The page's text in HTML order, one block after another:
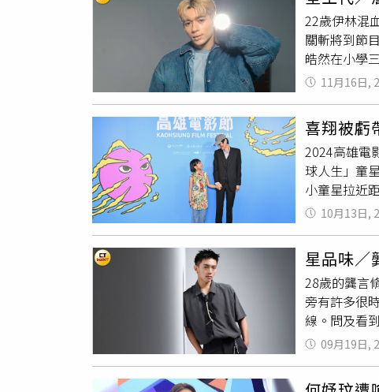
起居，做一
太多。你們
屬虎的夥伴
穫。主導的
力正是財富
相龍七月
客戶，攜帶
均力敵」的
22歲伊林混
關斬將到節
皓然在小學
伊林娛樂。
費，但他
約定好大
選秀，媽媽
穩定，為什
多大大小小
痛苦，還一
十一點回公
不知道你
苦練舞蹈，
額，每天公
他開心表示
舞台都有上
怕我在節目
會為了幫他
翻譯跟宣傳
供：Levis參
11月16日,
喜翔被虧
2024高雄電
球人生」童
小童星拉近
雞》有入圍
有人都在
前，她把3
便」，讓她
喜翔不要嚇
壞的人。」
蜓這種。」
演短片就
媽的曾珮瑜
10月13日,
星品味
28歲的龔言
旁有許多很
線。問及看
來。」龔言
能的衣服
樣。」他
09月19日,